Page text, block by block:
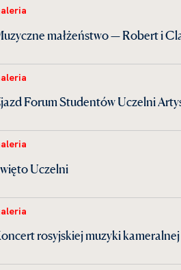
małżeństwo — Robert i
Forum Studentów Uczelni
Uczelni
rosyjskiej muzyki kameralnej